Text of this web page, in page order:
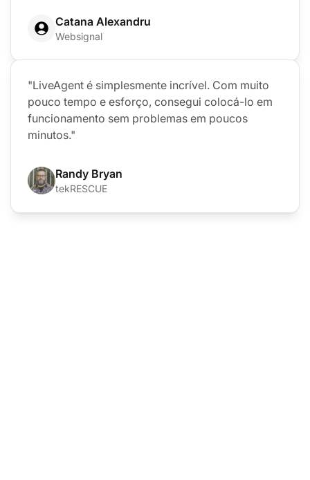
Catana Alexandru
Websignal
"LiveAgent é simplesmente incrível. Com muito
pouco tempo e esforço, consegui colocá-lo em
funcionamento sem problemas em poucos
minutos."
Randy Bryan
tekRESCUE